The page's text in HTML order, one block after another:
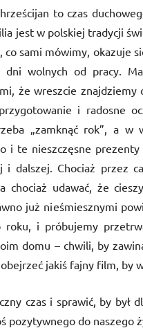
to czas
jest w polskiej tradycji
sami mówimy, okazuje
wolnych od pracy.
że wreszcie
i radosne
„zamknąć rok”, a w
i te nieszczęsne
i dalszej. Chociaż przez
chociaż udawać, że
już nieśmiesznymi
i próbujemy
domu – chwili, by
jakiś fajny film, by
czas i sprawić, by był
pozytywnego do naszego